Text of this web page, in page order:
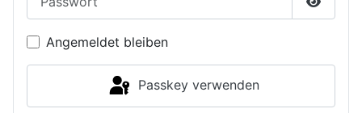
Angemeldet bleiben
Passkey verwenden